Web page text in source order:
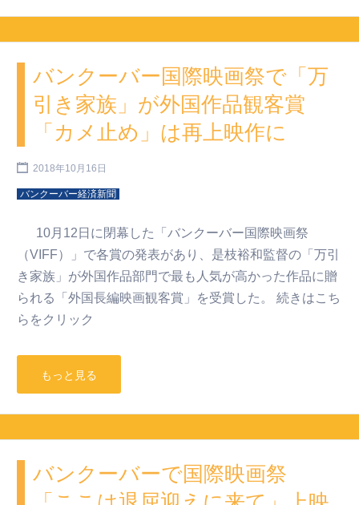
バンクーバー国際映画祭で「万
引き家族」が外国作品観客賞
「カメ止め」は再上映作に
2018年10月16日
バンクーバー経済新聞
10月12日に閉幕した「バンクーバー国際映画祭
（VIFF）」で各賞の発表があり、是枝裕和監督の「万引
き家族」が外国作品部門で最も人気が高かった作品に贈
られる「外国長編映画観客賞」を受賞した。 続きはこち
らをクリック
もっと見る
バンクーバーで国際映画祭